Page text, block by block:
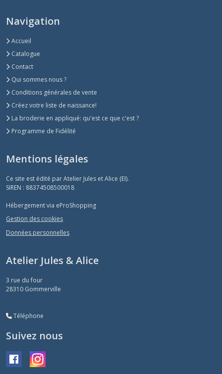
Navigation
Accueil
Catalogue
Contact
Qui sommes nous ?
Conditions générales de vente
Créez votre liste de naissance!
La broderie en appliqué: qu'est ce que c'est ?
Programme de Fidélité
Mentions légales
Ce site est édité par Atelier Jules et Alice (EI).
SIREN : 88374508500018
Hébergement via eProShopping
Gestion des cookies
Données personnelles
Atelier Jules & Alice
3 rue du four
28310 Gommerville
Téléphone
Suivez nous